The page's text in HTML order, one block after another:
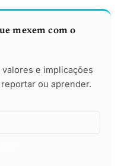
mexem com o
e implicações
ou aprender.